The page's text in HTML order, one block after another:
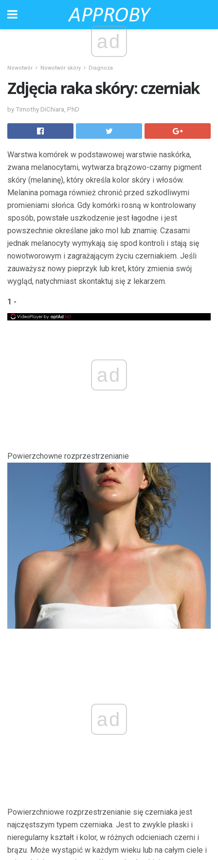
ad
Nowotwór Nowotwór skóry Diagnoza
Zdjęcia raka skóry: czerniak
by Timothy DiChiara, PhD
Warstwa komórek w podstawowej warstwie naskórka,
zwana melanocytami, wytwarza brązowo-czarny pigment
skóry (melaninę), który określa kolor skóry i włosów.
Melanina pomaga również chronić przed szkodliwymi
promieniami słońca. Gdy komórki rosną w kontrolowany
sposób, powstałe uszkodzenie jest łagodne i jest
powszechnie określane jako mol lub znamię. Czasami
jednak melanocyty wymykają się spod kontroli i stają się
nowotworowym i zagrażającym życiu czerniakiem. Jeśli
zauważysz nowy pieprzyk lub kret, który zmienia swój
wygląd, natychmiast skontaktuj się z lekarzem.
1 -
ad
Powierzchowne rozprzestrzenianie
ad
Powierzchniowe rozprzestrzenianie się czerniaka jest
najczęstszym typem czerniaka. Jest to zwykle płaski i
nieregularny kształt i kolor, w różnych odcieniach czerni i
brązu. Może wystąpić w każdym wieku lub na całym ciele i